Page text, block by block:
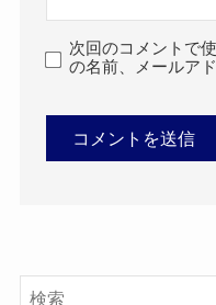
次回のコメントで
の名前、メールア